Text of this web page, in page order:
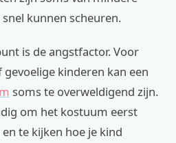
kunnen scheuren.
is de angstfactor. Voor
kinderen kan een
soms te overweldigend zijn.
om het kostuum eerst
te kijken hoe je kind